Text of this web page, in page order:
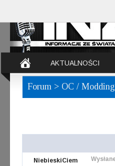
AKTUALNOŚCI
Forum > OC /
NiebieskiCiem